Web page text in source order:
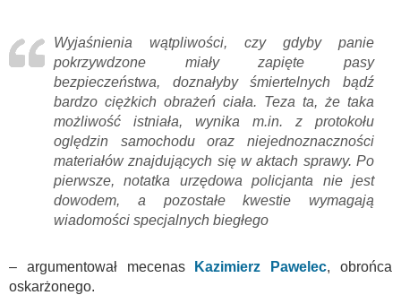
Wyjaśnienia wątpliwości, czy gdyby panie
pokrzywdzone miały zapięte pasy
bezpieczeństwa, doznałyby śmiertelnych bądź
bardzo ciężkich obrażeń ciała. Teza ta, że taka
możliwość istniała, wynika m.in. z protokołu
oględzin samochodu oraz niejednoznaczności
materiałów znajdujących się w aktach sprawy. Po
pierwsze, notatka urzędowa policjanta nie jest
dowodem, a pozostałe kwestie wymagają
wiadomości specjalnych biegłego
– argumentował mecenas Kazimierz Pawelec, obrońca
oskarżonego.